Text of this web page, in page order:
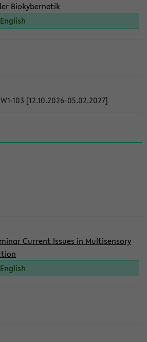
Biokybernetik
103 [12.10.2026-05.02.2027]
Current Issues in Multisensory